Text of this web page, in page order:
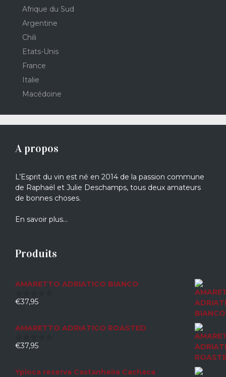
Afrique du Sud
Argentine
Chili
Etats-Unis
France
Italie
Macédoine
A propos
L’Esprit du vin est né en 2014 de la passion commune
de Raphaël et Julie Deschamps, tous deux amateurs
de bonnes choses.
En savoir plus…
Produits
AMARETTO ADRIATICO BIANCO
0
€37,95
AMARETTO ADRIATICO ROASTED
0
€37,95
Ypioca reserva Castanheira Cachaca